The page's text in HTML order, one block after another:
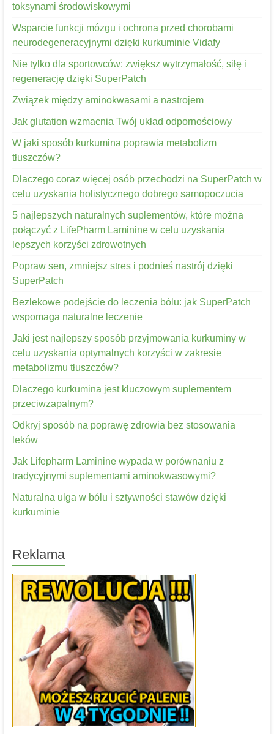
toksynami środowiskowymi
Wsparcie funkcji mózgu i ochrona przed chorobami
neurodegeneracyjnymi dzięki kurkuminie Vidafy
Nie tylko dla sportowców: zwiększ wytrzymałość, siłę i
regenerację dzięki SuperPatch
Związek między aminokwasami a nastrojem
Jak glutation wzmacnia Twój układ odpornościowy
W jaki sposób kurkumina poprawia metabolizm
tłuszczów?
Dlaczego coraz więcej osób przechodzi na SuperPatch w
celu uzyskania holistycznego dobrego samopoczucia
5 najlepszych naturalnych suplementów, które można
połączyć z LifePharm Laminine w celu uzyskania
lepszych korzyści zdrowotnych
Popraw sen, zmniejsz stres i podnieś nastrój dzięki
SuperPatch
Bezlekowe podejście do leczenia bólu: jak SuperPatch
wspomaga naturalne leczenie
Jaki jest najlepszy sposób przyjmowania kurkuminy w
celu uzyskania optymalnych korzyści w zakresie
metabolizmu tłuszczów?
Dlaczego kurkumina jest kluczowym suplementem
przeciwzapalnym?
Odkryj sposób na poprawę zdrowia bez stosowania
leków
Jak Lifepharm Laminine wypada w porównaniu z
tradycyjnymi suplementami aminokwasowymi?
Naturalna ulga w bólu i sztywności stawów dzięki
kurkuminie
Reklama